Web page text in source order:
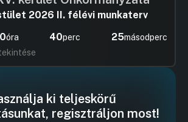
2026 II. félévi munkaterv
óra 40perc 24másodperc
ki teljeskörű
regisztráljon most!